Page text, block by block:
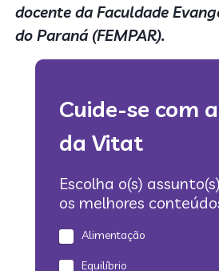
docente da Faculdade
do Paraná (FEMPAR).